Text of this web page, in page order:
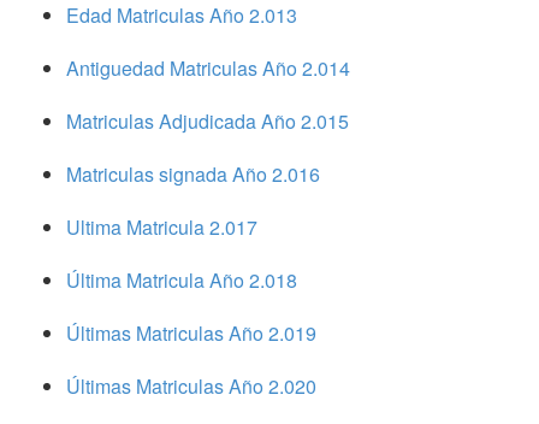
Edad Matriculas Año 2.013
Antiguedad Matriculas Año 2.014
Matriculas Adjudicada Año 2.015
Matriculas signada Año 2.016
Ultima Matricula 2.017
Última Matricula Año 2.018
Últimas Matriculas Año 2.019
Últimas Matriculas Año 2.020